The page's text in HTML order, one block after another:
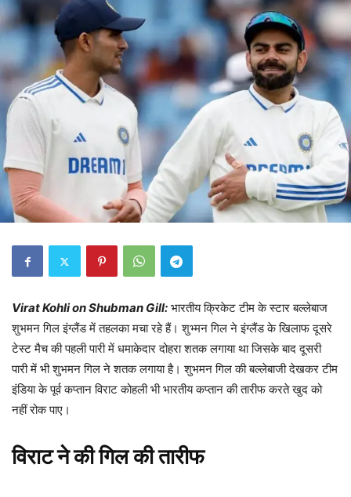
Virat Kohli on Shubman Gill: भारतीय क्रिकेट टीम के स्टार बल्लेबाज
शुभमन गिल इंग्लैंड में तहलका मचा रहे हैं। शुभ्मन गिल ने इंग्लैंड के खिलाफ दूसरे
टेस्ट मैच की पहली पारी में धमाकेदार दोहरा शतक लगाया था जिसके बाद दूसरी
पारी में भी शुभमन गिल ने शतक लगाया है। शुभमन गिल की बल्लेबाजी देखकर टीम
इंडिया के पूर्व कप्तान विराट कोहली भी भारतीय कप्तान की तारीफ करते खुद को
नहीं रोक पाए।
विराट ने की गिल की तारीफ